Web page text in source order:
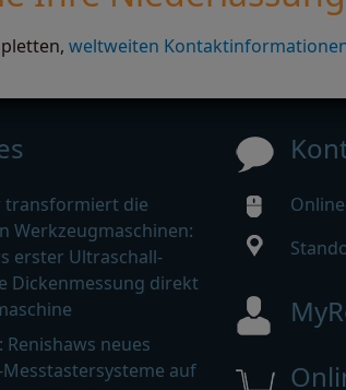
weltweiten
transformiert die
Werkzeugmaschinen:
erster Ultraschall-
Dickenmessung direkt
Renishaws neues
auf